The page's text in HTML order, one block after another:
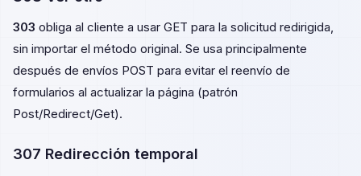
303 obliga al cliente a usar GET para la solicitud redirigida,
sin importar el método original. Se usa principalmente
después de envíos POST para evitar el reenvío de
formularios al actualizar la página (patrón
Post/Redirect/Get).
307 Redirección temporal